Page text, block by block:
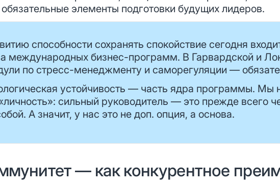
элементы подготовки будущих лидеров.
способности сохранять спокойствие сегодня
международных бизнес-программ. В Гарвардской и
по стресс-менеджменту и саморегуляции —
устойчивость — часть ядра программы. Мы
сильный руководитель — это прежде всего
А значит, у нас это не доп. опция, а основа.
— как конкурентное